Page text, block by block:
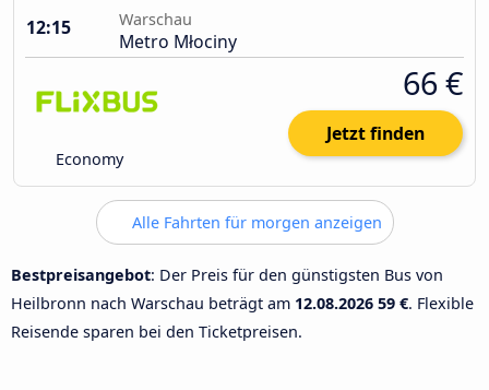
12:15
Warschau
Metro Młociny
Economy
66 €
Jetzt finden
Alle Fahrten für morgen anzeigen
Bestpreisangebot: Der Preis für den günstigsten Bus von
Heilbronn nach Warschau beträgt am 12.08.2026 59 €. Flexible
Reisende sparen bei den Ticketpreisen.